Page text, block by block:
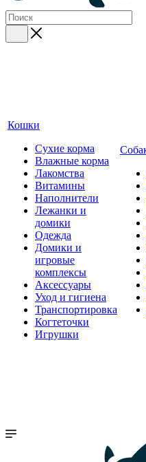
Кошки
Сухие корма
Влажные корма
Лакомства
Витамины
Наполнители
Лежанки и
домики
Одежда
Домики и
игровые
комплексы
Аксессуары
Уход и гигиена
Транспортировка
Когтеточки
Игрушки